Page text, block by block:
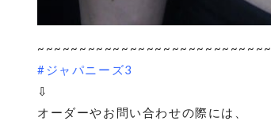
~~~~~~~~~~~~~~~~~~~~~~~~~~~~
#ジャパニーズ3
⇩
オーダーやお問い合わせの際には、